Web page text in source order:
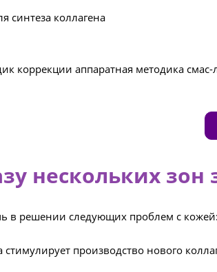
синтеза коллагена
коррекции аппаратная методика
нескольких зон
в решении следующих проблем с кожей:
производство нового